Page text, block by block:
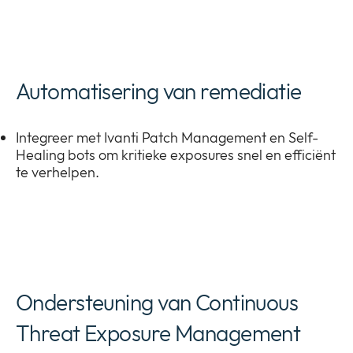
Automatisering van remediatie
Integreer met Ivanti Patch Management en Self-
Healing bots om kritieke exposures snel en efficiënt
te verhelpen.
Ondersteuning van Continuous
Threat Exposure Management